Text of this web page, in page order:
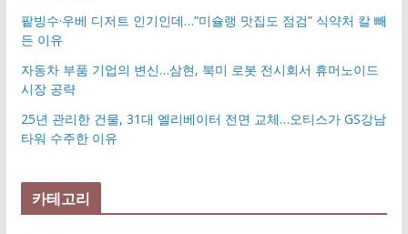
팥빙수·우베 디저트 인기인데…”미슐랭 맛집도 점검” 식약처 칼 빼
든 이유
자동차 부품 기업의 변신…삼현, 북미 로봇 전시회서 휴머노이드
시장 공략
25년 관리한 건물, 31대 엘리베이터 전면 교체…오티스가 GS강남
타워 수주한 이유
카테고리